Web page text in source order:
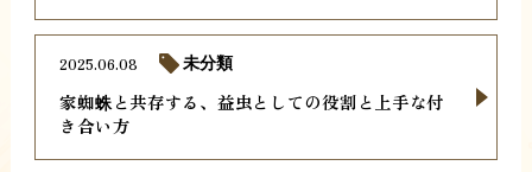
家蜘蛛と共存する、益虫としての役割と上手な付
き合い方
2025.06.08 未分類